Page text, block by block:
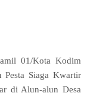
01/Kota Kodim
Pesta Siaga Kwartir
di Alun-alun Desa